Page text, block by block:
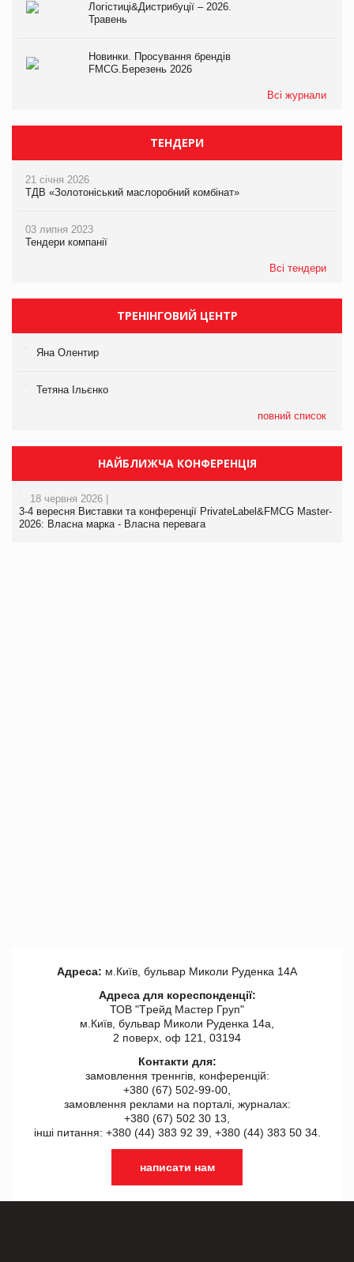
Логістиці&Дистрибуції – 2026.
Травень
Новинки. Просування брендів
FMCG.Березень 2026
Всі журнали
ТЕНДЕРИ
21 січня 2026
ТДВ «Золотоніський маслоробний комбінат»
03 липня 2023
Тендери компанії
Всі тендери
ТРЕНІНГОВИЙ ЦЕНТР
Яна Олентир
Тетяна Ільєнко
повний список
НАЙБЛИЖЧА КОНФЕРЕНЦІЯ
18 червня 2026 |
3-4 вересня Виставки та конференції PrivateLabel&FMCG Master-
2026: Власна марка - Власна перевага
Адреса: м.Київ, бульвар Миколи Руденка 14А
Адреса для кореспонденції:
ТОВ "Tрейд Мастер Груп"
м.Київ, бульвар Миколи Руденка 14а,
2 поверх, оф 121, 03194
Контакти для:
замовлення треннгів, конференцій:
+380 (67) 502-99-00,
замовлення реклами на порталі, журналах:
+380 (67) 502 30 13,
інші питання: +380 (44) 383 92 39, +380 (44) 383 50 34.
написати нам